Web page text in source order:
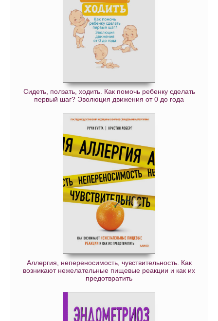
Сидеть, ползать, ходить. Как помочь ребенку сделать
первый шаг? Эволюция движения от 0 до года
Аллергия, непереносимость, чувствительность. Как
возникают нежелательные пищевые реакции и как их
предотвратить